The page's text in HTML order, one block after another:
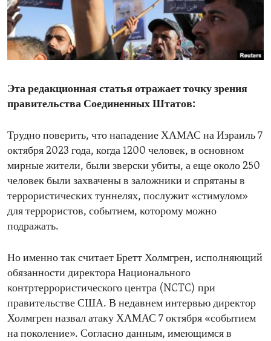
ENVIRONMENT AND HEALTH
IDEALS AND INSTITUTIONS
Эта редакционная статья отражает точку зрения
правительства Соединенных Штатов:
Трудно поверить, что нападение ХАМАС на Израиль 7
октября 2023 года, когда 1200 человек, в основном
мирные жители, были зверски убиты, а еще около 250
человек были захвачены в заложники и спрятаны в
террористических туннелях, послужит «стимулом»
для террористов, событием, которому можно
подражать.
Но именно так считает Бретт Холмгрен, исполняющий
обязанности директора Национального
контртеррористического центра (NCTC) при
правительстве США. В недавнем интервью директор
Холмгрен назвал атаку ХАМАС 7 октября «событием
на поколение». Согласно данным, имеющимся в